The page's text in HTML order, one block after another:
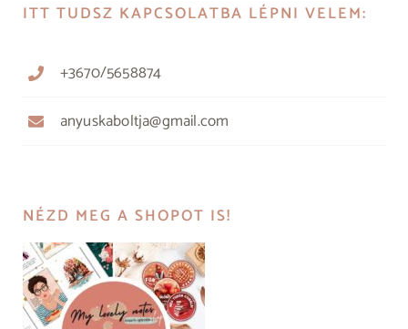
ITT TUDSZ KAPCSOLATBA LÉPNI VELEM:
+3670/5658874
anyuskaboltja@gmail.com
NÉZD MEG A SHOPOT IS!